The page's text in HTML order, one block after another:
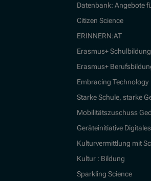
Datenbank: Angebote
Citizen Science
ERINNERN:AT
Erasmus+ Schulbildung
Erasmus+
Embracing Technology
Starke Schule, starke
Mobilitätszuschuss
Geräteinitiative
Kulturvermittlung mit
Kultur : Bildung
Sparkling Science